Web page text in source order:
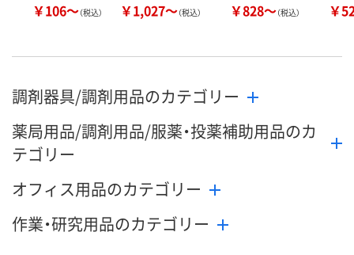
￥106～（税込） ￥1,027～（税込） ￥828～（税込） ￥
調剤器具/調剤用品のカテゴリー
薬局用品/調剤用品/服薬・投薬補助用品のカ
テゴリー
オフィス用品のカテゴリー
作業・研究用品のカテゴリー